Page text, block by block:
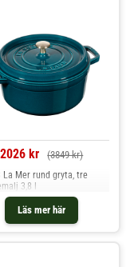
2026 kr (3849 kr)
Läs mer här
La Mer rund gryta, tre
3,8 l